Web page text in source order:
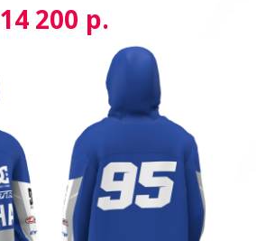
14 200 р.